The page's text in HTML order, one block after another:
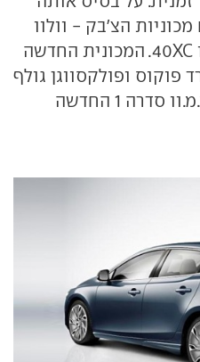
הצ'בק - וולוו
XC
40. המכונית החדשה
פוקוס ופולקסווגן גולף
וכן במכוניות יוקרה כמו ב.מ.וו סדרה 1 החדשה